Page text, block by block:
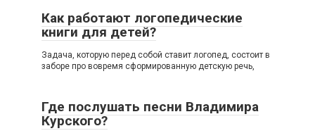
Как работают логопедические
книги для детей?
Задача, которую перед собой ставит логопед, состоит в
заборе про вовремя сформированную детскую речь,
Где послушать песни Владимира
Курского?